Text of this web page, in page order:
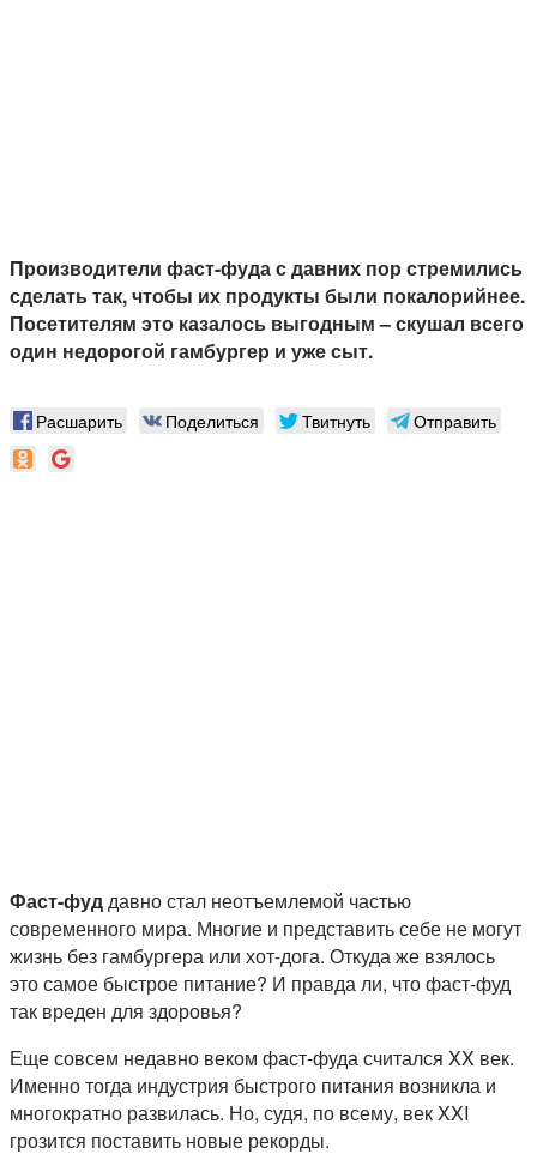
Производители фаст-фуда с давних пор стремились
сделать так, чтобы их продукты были покалорийнее.
Посетителям это казалось выгодным – скушал всего
один недорогой гамбургер и уже сыт.
Расшарить Поделиться Твитнуть Отправить
Фаст-фуддавно стал неотъемлемой частью
современного мира. Многие и представить себе не могут
жизнь без гамбургера или хот-дога. Откуда же взялось
это самое быстрое питание? И правда ли, что фаст-фуд
так вреден для здоровья?
Еще совсем недавно веком фаст-фуда считался XX век.
Именно тогда индустрия быстрого питания возникла и
многократно развилась. Но, судя, по всему, век XXI
грозится поставить новые рекорды.